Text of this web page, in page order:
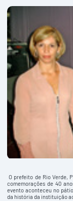
O prefeito de Rio Verde,
comemorações de 40
evento aconteceu no
da história da instituição